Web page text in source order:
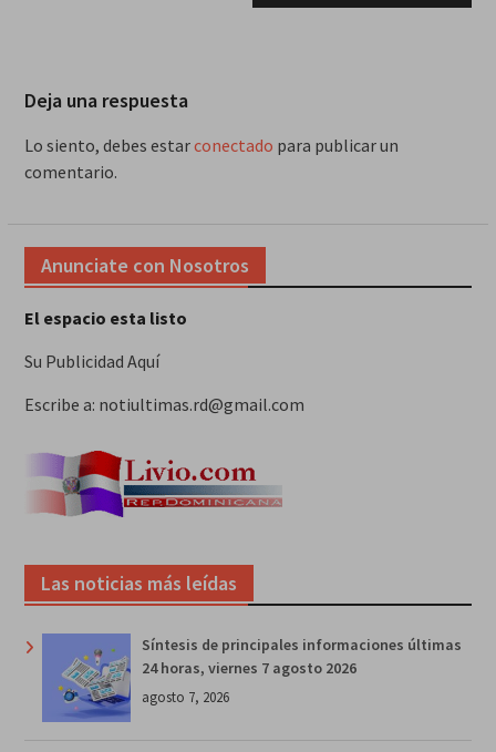
Deja una respuesta
Lo siento, debes estarconectado para publicar un
comentario.
Anunciate con Nosotros
El espacio esta listo
Su Publicidad Aquí
Escribe a: notiultimas.rd@gmail.com
Las noticias más leídas
Síntesis de principales informaciones últimas
24 horas, viernes 7 agosto 2026
agosto 7, 2026